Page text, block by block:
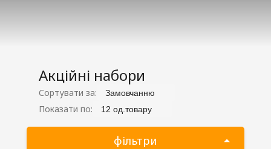
Акційні набори
Сортувати за: Замовчанню
Показати по: 12 од.товару
фільтри